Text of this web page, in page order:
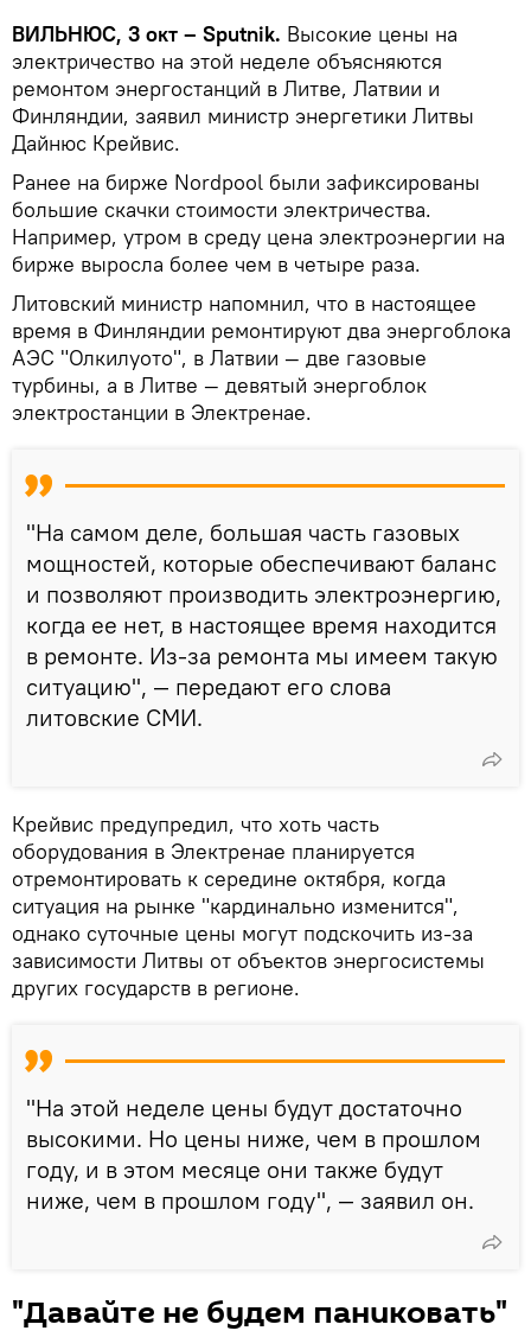
ВИЛЬНЮС, 3 окт – Sputnik. Высокие цены на
электричество на этой неделе объясняются
ремонтом энергостанций в Литве, Латвии и
Финляндии, заявил министр энергетики Литвы
Дайнюс Крейвис.
Ранее на бирже Nordpool были зафиксированы
большие скачки стоимости электричества.
Например, утром в среду цена электроэнергии на
бирже выросла более чем в четыре раза.
Литовский министр напомнил, что в настоящее
время в Финляндии ремонтируют два энергоблока
АЭС "Олкилуото", в Латвии — две газовые
турбины, а в Литве — девятый энергоблок
электростанции в Электренае.
"На самом деле, большая часть газовых
мощностей, которые обеспечивают баланс
и позволяют производить электроэнергию,
когда ее нет, в настоящее время находится
в ремонте. Из-за ремонта мы имеем такую
ситуацию", — передают его слова
литовские СМИ.
Крейвис предупредил, что хоть часть
оборудования в Электренае планируется
отремонтировать к середине октября, когда
ситуация на рынке "кардинально изменится",
однако суточные цены могут подскочить из-за
зависимости Литвы от объектов энергосистемы
других государств в регионе.
"На этой неделе цены будут достаточно
высокими. Но цены ниже, чем в прошлом
году, и в этом месяце они также будут
ниже, чем в прошлом году", — заявил он.
"Давайте не будем паниковать"